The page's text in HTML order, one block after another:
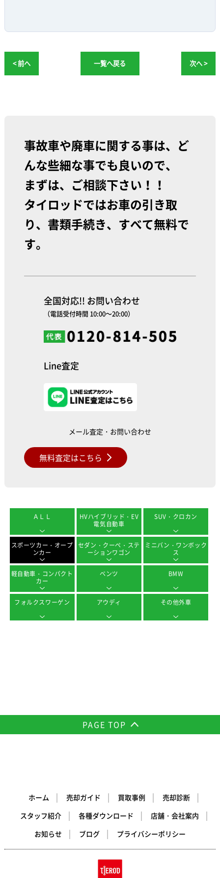
< 前へ 一覧へ戻る 次へ >
事故車や廃車に関する事は、ど
んな些細な事でも良いので、
まずは、ご相談下さい！！
タイロッドではお車の引き取
り、書類手続き、すべて無料で
す。
全国対応!! お問い合わせ
（電話受付時間 10:00～20:00）
Line査定
メール査定・お問い合わせ
無料査定はこちら
ＡＬＬ
HVハイブリッド・EV
電気自動車
SUV・クロカン
スポーツカー・オープ
ンカー
セダン・クーペ・ステ
ーションワゴン
ミニバン・ワンボック
ス
軽自動車・コンパクト
カー
ベンツ BMW
フォルクスワーゲン アウディ その他外車
PAGE TOP
ホーム 売却ガイド 買取事例
売却診断
スタッフ紹介
各種ダウンロード
店舗・会社案内
お知らせ
ブログ プライバシーポリシー